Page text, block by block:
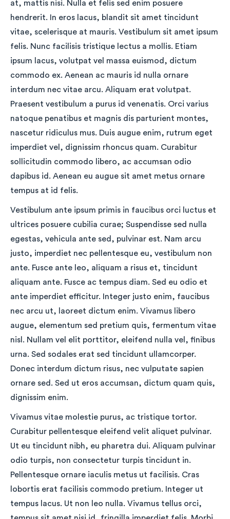
at, mattis nisi. Nulla et felis sed enim posuere
hendrerit. In eros lacus, blandit sit amet tincidunt
vitae, scelerisque at mauris. Vestibulum sit amet ipsum
felis. Nunc facilisis tristique lectus a mollis. Etiam
ipsum lacus, volutpat vel massa euismod, dictum
commodo ex. Aenean ac mauris id nulla ornare
interdum nec vitae arcu. Aliquam erat volutpat.
Praesent vestibulum a purus id venenatis. Orci varius
natoque penatibus et magnis dis parturient montes,
nascetur ridiculus mus. Duis augue enim, rutrum eget
imperdiet vel, dignissim rhoncus quam. Curabitur
sollicitudin commodo libero, ac accumsan odio
dapibus id. Aenean eu augue sit amet metus ornare
tempus at id felis.
Vestibulum ante ipsum primis in faucibus orci luctus et
ultrices posuere cubilia curae; Suspendisse sed nulla
egestas, vehicula ante sed, pulvinar est. Nam arcu
justo, imperdiet nec pellentesque eu, vestibulum non
ante. Fusce ante leo, aliquam a risus et, tincidunt
aliquam ante. Fusce ac tempus diam. Sed eu odio et
ante imperdiet efficitur. Integer justo enim, faucibus
nec arcu ut, laoreet dictum enim. Vivamus libero
augue, elementum sed pretium quis, fermentum vitae
nisl. Nullam vel elit porttitor, eleifend nulla vel, finibus
urna. Sed sodales erat sed tincidunt ullamcorper.
Donec interdum dictum risus, nec vulputate sapien
ornare sed. Sed ut eros accumsan, dictum quam quis,
dignissim enim.
Vivamus vitae molestie purus, ac tristique tortor.
Curabitur pellentesque eleifend velit aliquet pulvinar.
Ut eu tincidunt nibh, eu pharetra dui. Aliquam pulvinar
odio turpis, non consectetur turpis tincidunt in.
Pellentesque ornare iaculis metus ut facilisis. Cras
lobortis erat facilisis commodo pretium. Integer ut
tempus lacus. Ut non leo nulla. Vivamus tellus orci,